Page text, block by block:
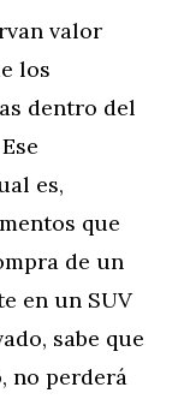
valor
los
dentro del
es,
que
de un
en un SUV
sabe que
no perderá